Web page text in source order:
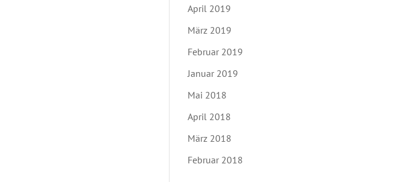
April 2019
März 2019
Februar 2019
Januar 2019
Mai 2018
April 2018
März 2018
Februar 2018